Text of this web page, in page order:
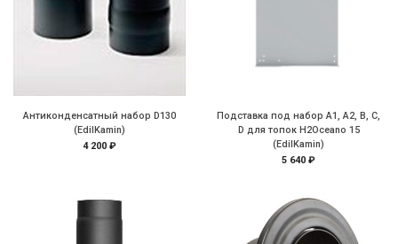
Антиконденсатный набор D130
(EdilKamin)
4 200 ₽
Подставка под набор A1, A2, B, C,
D для топок H2Oceano 15
(EdilKamin)
5 640 ₽